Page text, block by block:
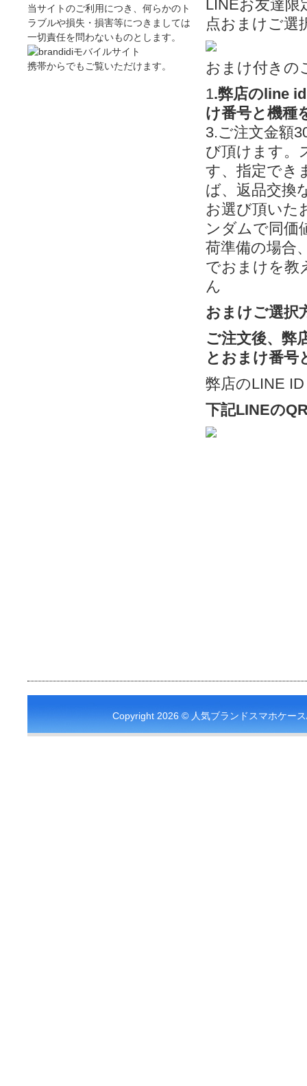
LINEお友達
点おまけご選
おまけ付きの
1.弊店のline
け番号と機種
3.ご注文金額
び頂けます。
す、指定でき
ば、返品交換
お選び頂いた
ンダムで同価
荷準備の場合
でおまけを教
ん
おまけご選択
ご注文後、弊
とおまけ番号
弊店のLINE
下記LINEの
当サイトのご利用につき、何らかのト
ラブルや損失・損害等につきましては
一切責任を問わないものとします。
携帯からでもご覧いただけます。
Copyright 2026 © 人気ブランドスマホケー